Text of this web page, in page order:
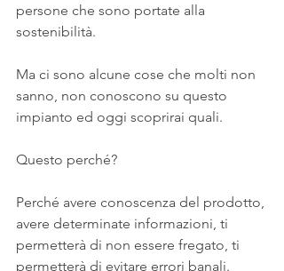
persone che sono portate alla
sostenibilità.
Ma ci sono alcune cose che molti non
sanno, non conoscono su questo
impianto ed oggi scoprirai quali.
Questo perché?
Perché avere conoscenza del prodotto,
avere determinate informazioni, ti
permetterà di non essere fregato, ti
permetterà di evitare errori banali.